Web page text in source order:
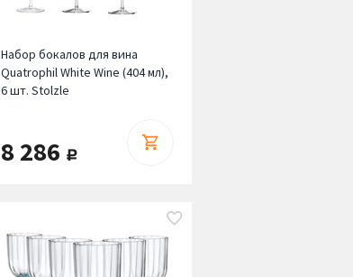
Набор бокалов для вина
Quatrophil White Wine (404 мл),
6 шт. Stolzle
8 286 руб.